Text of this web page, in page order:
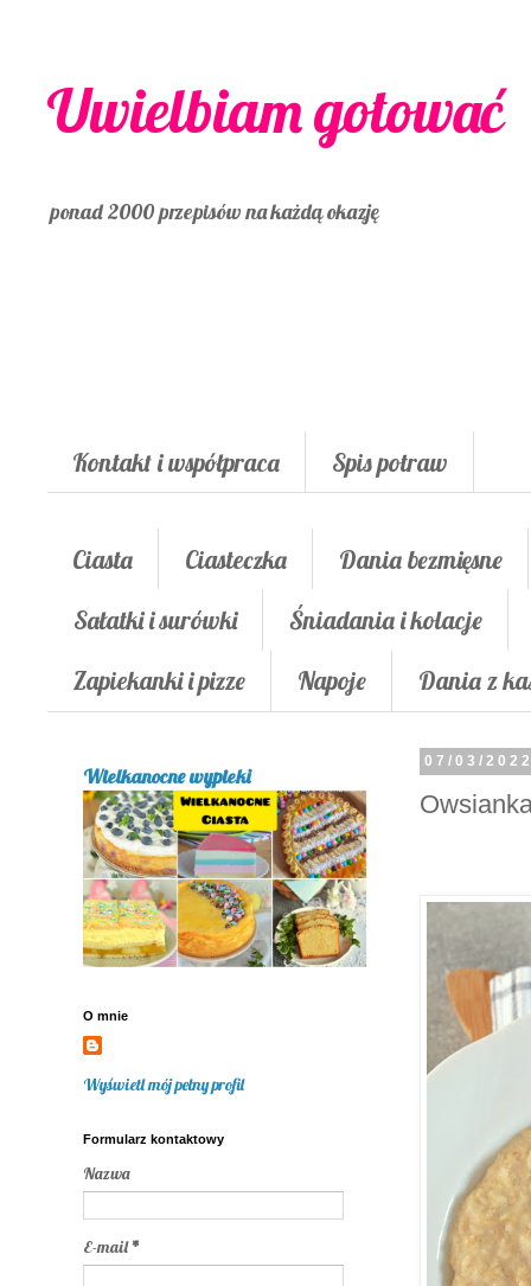
Uwielbiam gotować
ponad 2000 przepisów na każdą okazję
Kontakt i współpraca Spis potraw
Ciasta Ciasteczka
Dania bezmięsne
Sałatki i surówki
Śniadania i kolacje
Zapiekanki i pizze
Napoje Dania z
07/03/
Wielkanocne wypieki
O mnie
Wyświetl mój pełny profil
Formularz kontaktowy
Nazwa
E-mail*